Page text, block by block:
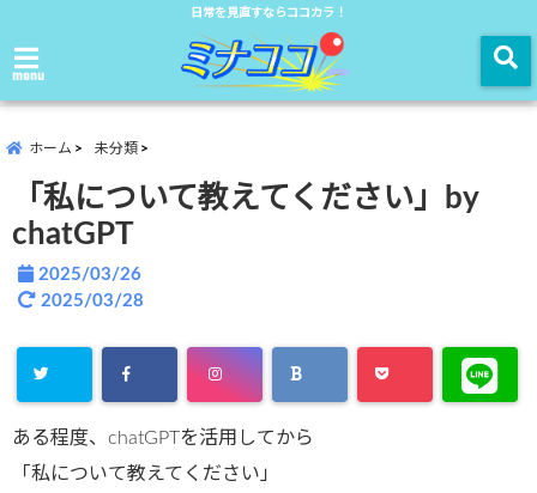
日常を見直すならココカラ！
menu
ホーム 未分類
「私について教えてください」by
chatGPT
2025/03/26
2025/03/28
ある程度、chatGPTを活用してから
「私について教えてください」